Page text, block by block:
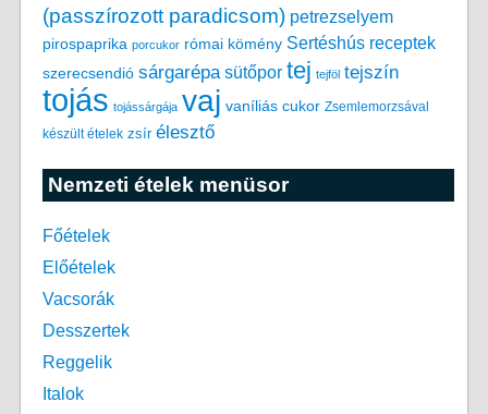
(passzírozott paradicsom) petrezselyem
pirospaprika porcukor római kömény Sertéshús receptek
szerecsendió sárgarépa sütőpor tej tejföl tejszín
tojás tojássárgája vaj vaníliás cukor Zsemlemorzsával
készült ételek zsír élesztő
Nemzeti ételek menüsor
Főételek
Előételek
Vacsorák
Desszertek
Reggelik
Italok